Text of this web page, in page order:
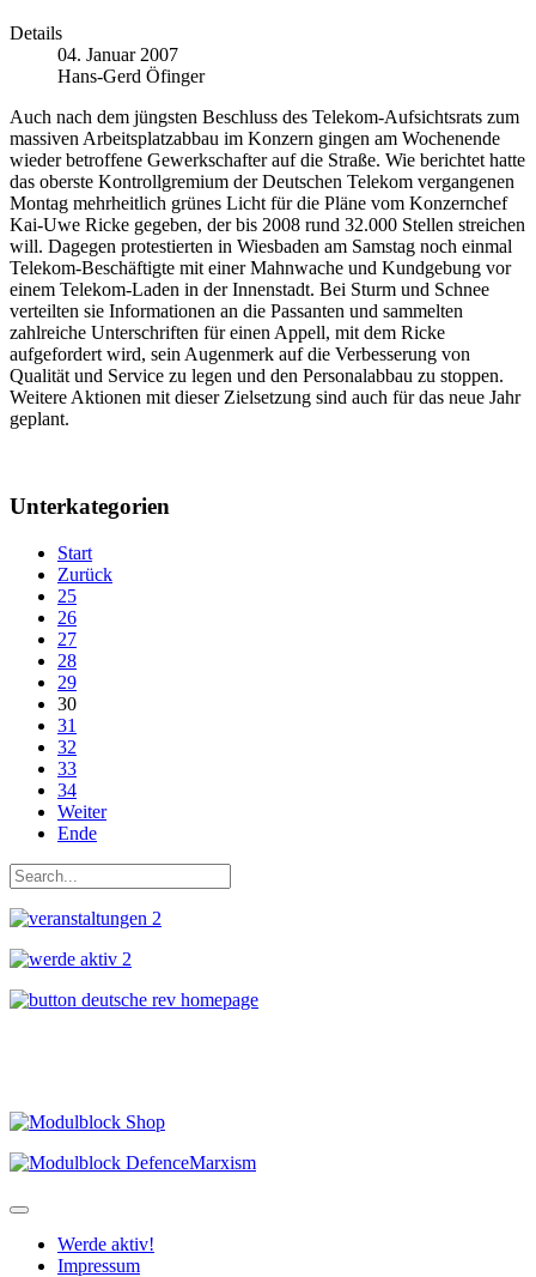
Details
04. Januar 2007
Hans-Gerd Öfinger
Auch nach dem jüngsten Beschluss des Telekom-Aufsichtsrats zum
massiven Arbeitsplatzabbau im Konzern gingen am Wochenende
wieder betroffene Gewerkschafter auf die Straße. Wie berichtet hatte
das oberste Kontrollgremium der Deutschen Telekom vergangenen
Montag mehrheitlich grünes Licht für die Pläne vom Konzernchef
Kai-Uwe Ricke gegeben, der bis 2008 rund 32.000 Stellen streichen
will. Dagegen protestierten in Wiesbaden am Samstag noch einmal
Telekom-Beschäftigte mit einer Mahnwache und Kundgebung vor
einem Telekom-Laden in der Innenstadt. Bei Sturm und Schnee
verteilten sie Informationen an die Passanten und sammelten
zahlreiche Unterschriften für einen Appell, mit dem Ricke
aufgefordert wird, sein Augenmerk auf die Verbesserung von
Qualität und Service zu legen und den Personalabbau zu stoppen.
Weitere Aktionen mit dieser Zielsetzung sind auch für das neue Jahr
geplant.
Unterkategorien
Start
Zurück
25
26
27
28
29
30
31
32
33
34
Weiter
Ende
Werde aktiv!
Impressum